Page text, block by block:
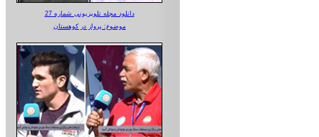
دانلود مجله تلویزیونی شماره 27
موضوع: پرواز در کوهستان